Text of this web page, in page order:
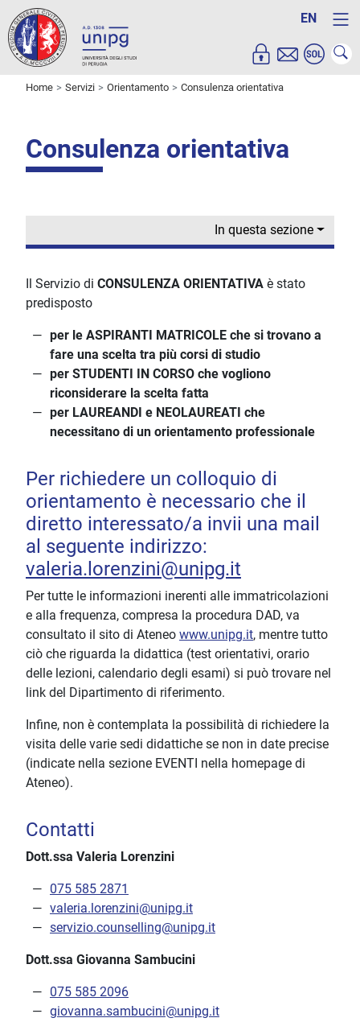
EN
Home Servizi Orientamento Consulenza orientativa
Consulenza orientativa
In questa sezione
Il Servizio di CONSULENZA ORIENTATIVA è stato
predisposto
per le ASPIRANTI MATRICOLE che si trovano a
fare una scelta tra più corsi di studio
per STUDENTI IN CORSO che vogliono
riconsiderare la scelta fatta
per LAUREANDI e NEOLAUREATI che
necessitano di un orientamento professionale
Per richiedere un colloquio di
orientamento è necessario che il
diretto interessato/a invii una mail
al seguente indirizzo:
valeria.lorenzini@unipg.it
Per tutte le informazioni inerenti alle immatricolazioni
e alla frequenza, compresa la procedura DAD, va
consultato il sito di Ateneo www.unipg.it, mentre tutto
ciò che riguarda la didattica (test orientativi, orario
delle lezioni, calendario degli esami) si può trovare nel
link del Dipartimento di riferimento.
Infine, non è contemplata la possibilità di richiedere la
visita delle varie sedi didattiche se non in date precise
(indicate nella sezione EVENTI nella homepage di
Ateneo).
Contatti
Dott.ssa Valeria Lorenzini
075 585 2871
valeria.lorenzini@unipg.it
servizio.counselling@unipg.it
Dott.ssa Giovanna Sambucini
075 585 2096
giovanna.sambucini@unipg.it